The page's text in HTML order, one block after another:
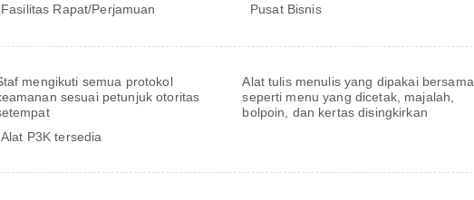
Fasilitas Rapat/Perjamuan Pusat Bisnis
mengikuti semua protokol
sesuai petunjuk otoritas
Alat tulis menulis yang dipakai bersama
seperti menu yang dicetak, majalah,
bolpoin, dan kertas disingkirkan
Alat P3K tersedia